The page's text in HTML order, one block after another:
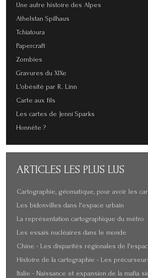
Une autre histoire des Alpes
Athelstan Spilhaus
Tchiatoura
Papercraft
Zombies
Gravures du XIXe
L'obésité par R. Linn
Carte aux fils
Les cartes de Jenni Sparks
Honnête ?
ARTICLES LES PLUS LUS
Cartographie, géomatique, pour avoir les
Les bidonvilles dans l'espace urbain
La représentation cartographique du métro
Les essais nucléaires dans le monde
Chine - Les disparités régionales de
Histoire de la cartographie - Les
Italie - Naissance et expansion de la mafia